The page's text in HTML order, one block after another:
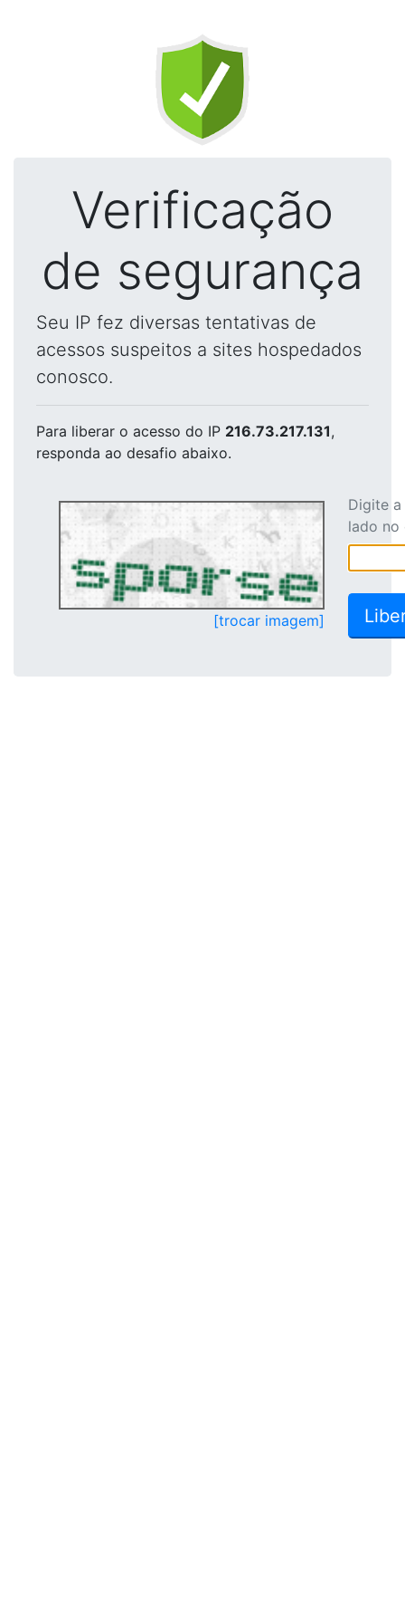
Verificação
de segurança
Seu IP fez diversas tentativas de
acessos suspeitos a sites hospedados
conosco.
Para liberar o acesso do IP 216.73.217.131,
responda ao desafio abaixo.
[trocar imagem]
Digite
lado no